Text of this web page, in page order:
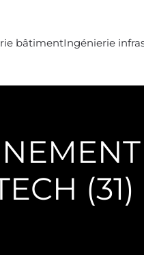
bâtimentIngénierie
(31)